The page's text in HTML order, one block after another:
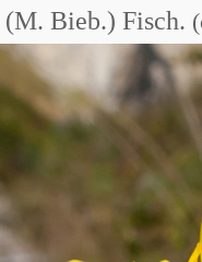
(M. Bieb.) Fisch. (